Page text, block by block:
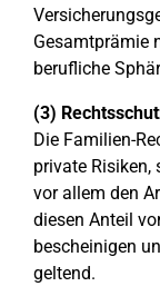
Gesamtprämie
berufliche
(3)
Die Familien-
private Risiken,
vor allem den
diesen Anteil
bescheinigen
geltend.